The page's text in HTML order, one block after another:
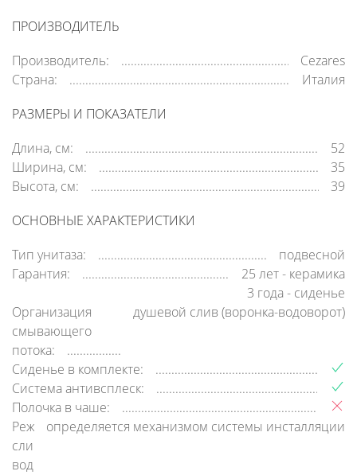
ПРОИЗВОДИТЕЛЬ
Производитель:
Cezares
Страна:
Италия
РАЗМЕРЫ И ПОКАЗАТЕЛИ
Длина, см:
52
Ширина, см:
35
Высота, см:
39
ОСНОВНЫЕ ХАРАКТЕРИСТИКИ
Тип унитаза:
подвесной
Гарантия:
25 лет - керамика
3 года - сиденье
Организация
смывающего
потока:
душевой слив (воронка-водоворот)
Сиденье в комплекте:
Система антивсплеск:
Полочка в чаше:
Режим
слива
воды:
определяется механизмом системы инсталляции